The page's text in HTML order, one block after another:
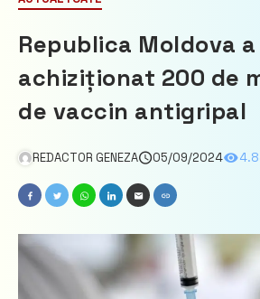
Republica Moldova a
achiziționat 200 de
de vaccin antigripal
REDACTOR GENEZA 05/09/2024